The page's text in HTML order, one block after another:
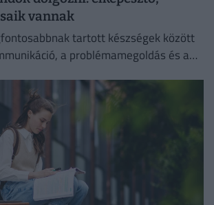
vannak
tartott készségek között
a problémamegoldás és a